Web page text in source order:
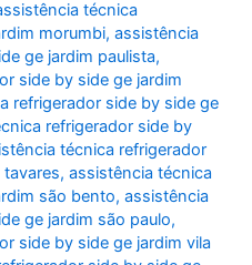
técnica
morumbi,assistência
ge jardim paulista,
side by side ge jardim
refrigerador side by side ge
refrigerador side by
técnica refrigerador
,assistência técnica
são bento,assistência
ge jardim são paulo,
side by side ge jardim vila